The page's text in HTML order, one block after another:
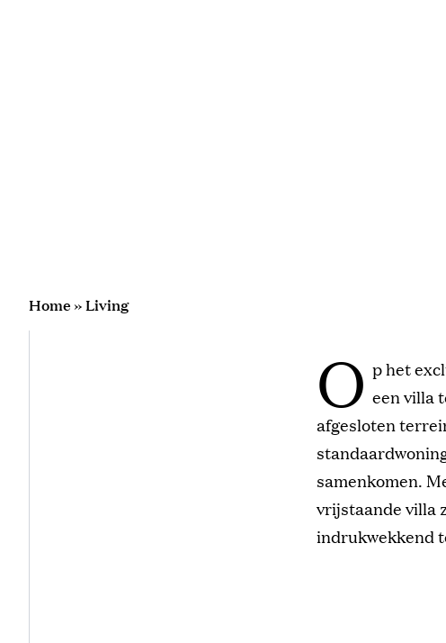
Home»Living
O p het
een villa
afgesloten
samenkomen.
vrijstaande villa
indrukwekkend